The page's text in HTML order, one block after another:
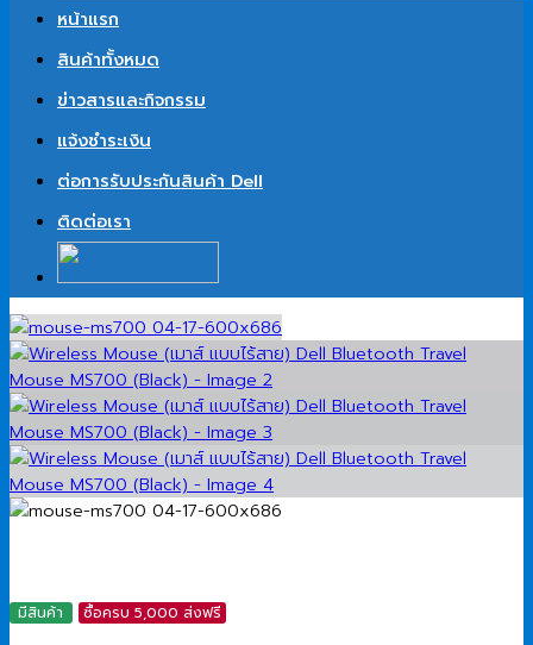
หน้าแรก
สินค้าทั้งหมด
ข่าวสารและกิจกรรม
แจ้งชำระเงิน
ต่อการรับประกันสินค้า Dell
ติดต่อเรา
มีสินค้า ซื้อครบ 5,000 ส่งฟรี